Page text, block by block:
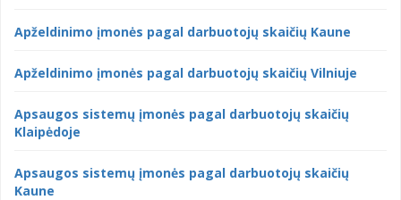
Apželdinimo įmonės pagal darbuotojų skaičių Kaune
Apželdinimo įmonės pagal darbuotojų skaičių Vilniuje
Apsaugos sistemų įmonės pagal darbuotojų skaičių
Klaipėdoje
Apsaugos sistemų įmonės pagal darbuotojų skaičių
Kaune